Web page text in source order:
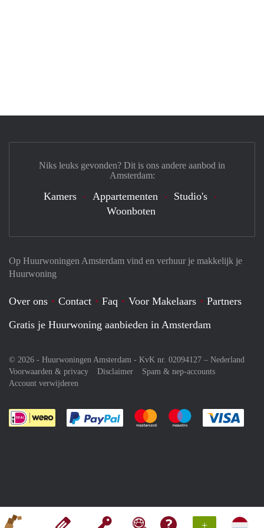
+
Op Huurwoningen Amsterdam vind en verhuur je makkelijk je
Huurwoning
Over ons Contact Faq Voor Makelaars
Partners
Gratis je Huurwoning aanbieden in Amsterdam
© 2026 - Huurwoningen Amsterdam - KvK nr. 02094127 – Nederland
Voorwaarden & privacy
Disclaimer
Spam & nep-accounts
Account verwijderen
Je rekent gemakkelijk af met Paypal
Je rekent gemakkelijk af met
Je rekent
Niks leuks gevonden? Dit is ons andere aanbod in
Amsterdam:
Kamers Appartementen
Studio's
Woonboten